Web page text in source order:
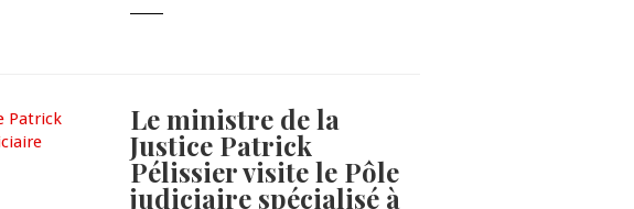
Le ministre de la
Justice Patrick
Pélissier visite le Pôle
judiciaire spécialisé à